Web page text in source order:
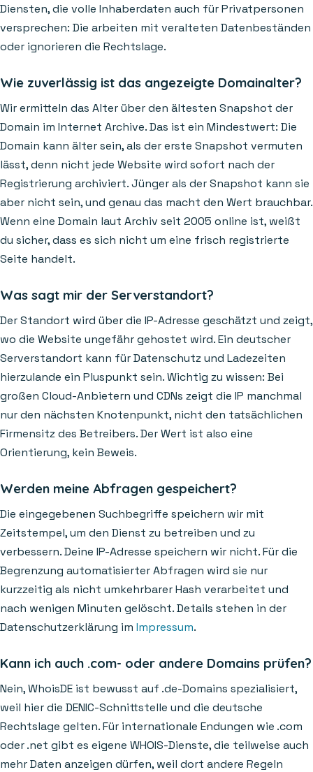
Diensten, die volle Inhaberdaten auch für Privatpersonen
versprechen: Die arbeiten mit veralteten Datenbeständen
oder ignorieren die Rechtslage.
Wie zuverlässig ist das angezeigte Domainalter?
Wir ermitteln das Alter über den ältesten Snapshot der
Domain im Internet Archive. Das ist ein Mindestwert: Die
Domain kann älter sein, als der erste Snapshot vermuten
lässt, denn nicht jede Website wird sofort nach der
Registrierung archiviert. Jünger als der Snapshot kann sie
aber nicht sein, und genau das macht den Wert brauchbar.
Wenn eine Domain laut Archiv seit 2005 online ist, weißt
du sicher, dass es sich nicht um eine frisch registrierte
Seite handelt.
Was sagt mir der Serverstandort?
Der Standort wird über die IP-Adresse geschätzt und zeigt,
wo die Website ungefähr gehostet wird. Ein deutscher
Serverstandort kann für Datenschutz und Ladezeiten
hierzulande ein Pluspunkt sein. Wichtig zu wissen: Bei
großen Cloud-Anbietern und CDNs zeigt die IP manchmal
nur den nächsten Knotenpunkt, nicht den tatsächlichen
Firmensitz des Betreibers. Der Wert ist also eine
Orientierung, kein Beweis.
Werden meine Abfragen gespeichert?
Die eingegebenen Suchbegriffe speichern wir mit
Zeitstempel, um den Dienst zu betreiben und zu
verbessern. Deine IP-Adresse speichern wir nicht. Für die
Begrenzung automatisierter Abfragen wird sie nur
kurzzeitig als nicht umkehrbarer Hash verarbeitet und
nach wenigen Minuten gelöscht. Details stehen in der
Datenschutzerklärung im Impressum.
Kann ich auch .com- oder andere Domains prüfen?
Nein, WhoisDE ist bewusst auf .de-Domains spezialisiert,
weil hier die DENIC-Schnittstelle und die deutsche
Rechtslage gelten. Für internationale Endungen wie .com
oder .net gibt es eigene WHOIS-Dienste, die teilweise auch
mehr Daten anzeigen dürfen, weil dort andere Regeln